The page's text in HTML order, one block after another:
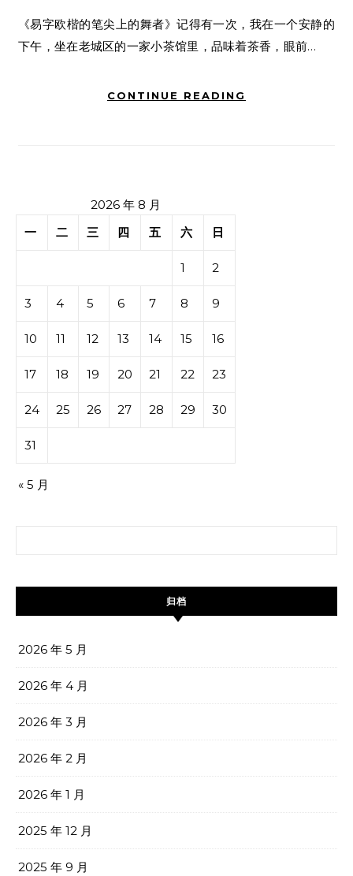
《易字欧楷的笔尖上的舞者》记得有一次，我在一个安静的
下午，坐在老城区的一家小茶馆里，品味着茶香，眼前…
CONTINUE READING
2026 年 8 月
一
二 三 四 五 六 日
1 2
3 4 5 6 7 8 9
10 11 12 13 14 15 16
17 18 19 20 21 22 23
24 25 26 27 28 29 30
31
« 5 月
归档
2026 年 5 月
2026 年 4 月
2026 年 3 月
2026 年 2 月
2026 年 1 月
2025 年 12 月
2025 年 9 月